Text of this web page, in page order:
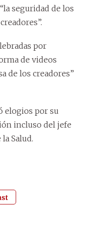
seguridad de los
por
de videos
de los creadores”
elogios por su
incluso del jefe
Salud.